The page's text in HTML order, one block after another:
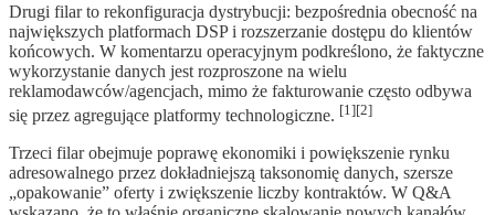
Drugi filar to rekonfiguracja dystrybucji: bezpośrednia obecność na
największych platformach DSP i rozszerzanie dostępu do klientów
końcowych. W komentarzu operacyjnym podkreślono, że faktyczne
wykorzystanie danych jest rozproszone na wielu
reklamodawców/agencjach, mimo że fakturowanie często odbywa
się przez agregujące platformy technologiczne. [1][2]
Trzeci filar obejmuje poprawę ekonomiki i powiększenie rynku
adresowalnego przez dokładniejszą taksonomię danych, szersze
„opakowanie” oferty i zwiększenie liczby kontraktów. W Q&A